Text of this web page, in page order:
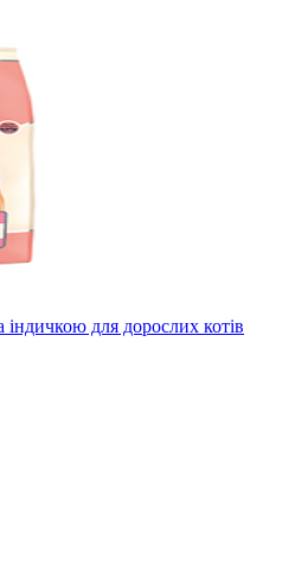
індичкою для дорослих котів